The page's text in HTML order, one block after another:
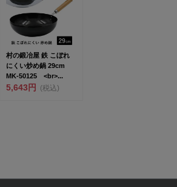
村の鍛冶屋 鉄 こぼれ
にくい炒め鍋 29cm
MK-50125 <br>...
5,643円 (税込)